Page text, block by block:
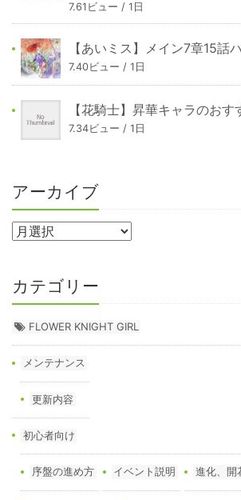
7.61ビュー / 1日
【あいミス】メイン7章15話
7.40ビュー / 1日
【花騎士】昇華キャラのおす
7.34ビュー / 1日
アーカイブ
カテゴリー
FLOWER KNIGHT GIRL
メンテナンス
更新内容
初心者向け
序盤の進め方 イベント説明 進化、開